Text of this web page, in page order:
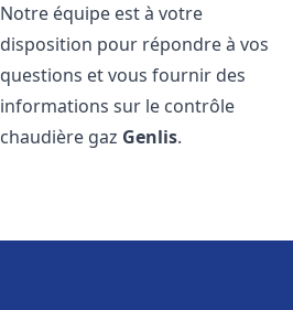
Notre équipe est à votre
disposition pour répondre à vos
questions et vous fournir des
informations sur le contrôle
chaudière gaz Genlis.